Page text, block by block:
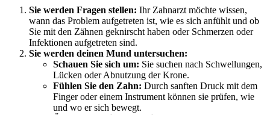
Sie werden Fragen stellen: Ihr Zahnarzt möchte wissen,
wann das Problem aufgetreten ist, wie es sich anfühlt und ob
Sie mit den Zähnen geknirscht haben oder Schmerzen oder
Infektionen aufgetreten sind.
Sie werden deinen Mund untersuchen:
Schauen Sie sich um: Sie suchen nach Schwellungen,
Lücken oder Abnutzung der Krone.
Fühlen Sie den Zahn: Durch sanften Druck mit dem
Finger oder einem Instrument können sie prüfen, wie
und wo er sich bewegt.